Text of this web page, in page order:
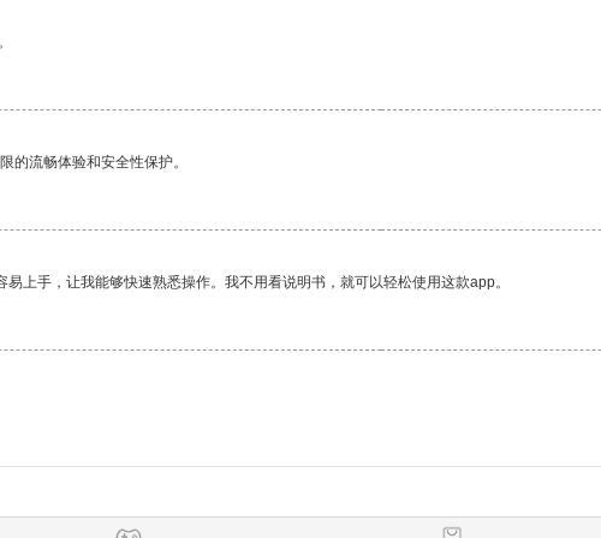
的流畅体验和安全性保护。
上手，让我能够快速熟悉操作。我不用看说明书，就可以轻松使用这款app。